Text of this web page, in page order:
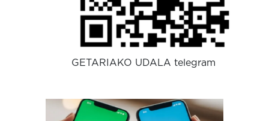
GETARIAKO UDALA telegram